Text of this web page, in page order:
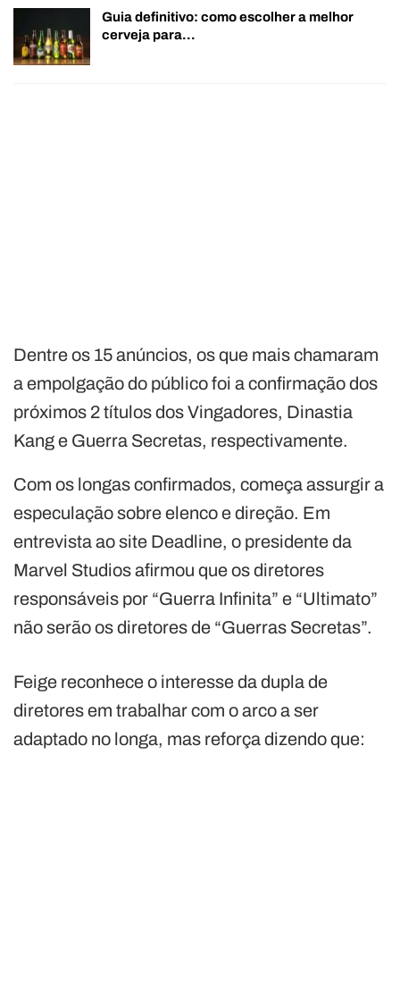
Guia definitivo: como escolher a melhor
cerveja para…
Dentre os 15 anúncios, os que mais chamaram
a empolgação do público foi a confirmação dos
próximos 2 títulos dos Vingadores, Dinastia
Kang e Guerra Secretas, respectivamente.
Com os longas confirmados, começa assurgir a
especulação sobre elenco e direção. Em
entrevista ao site Deadline, o presidente da
Marvel Studios afirmou que os diretores
responsáveis por “Guerra Infinita” e “Ultimato”
não serão os diretores de “Guerras Secretas”.
Feige reconhece o interesse da dupla de
diretores em trabalhar com o arco a ser
adaptado no longa, mas reforça dizendo que: